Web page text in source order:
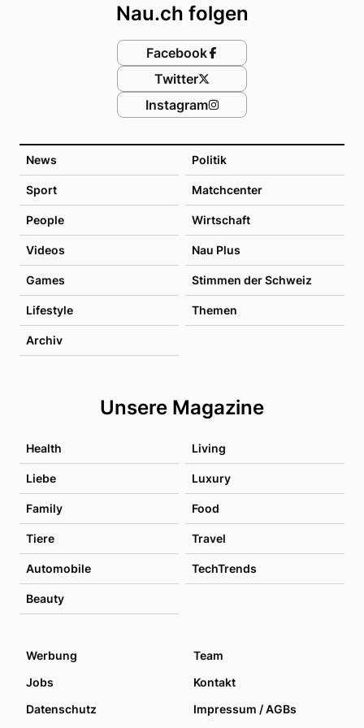
News Politik
Sport Matchcenter
People Wirtschaft
Videos Nau Plus
Games Stimmen der Schweiz
Lifestyle Themen
Archiv
Unsere Magazine
Health Living
Liebe Luxury
Family Food
Tiere Travel
Automobile TechTrends
Beauty
Nau.ch folgen
Facebook
Twitter
Instagram
Werbung
Team
Jobs
Kontakt
Datenschutz
Impressum / AGBs